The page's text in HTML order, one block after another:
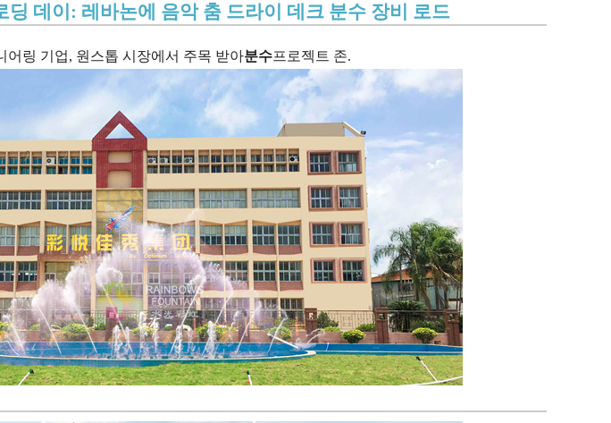
딩 데이: 레바논에 음악 춤 드라이 데크 분수 장비 로드
어링 기업, 원스톱 시장에서 주목 받아분수프로젝트 존.